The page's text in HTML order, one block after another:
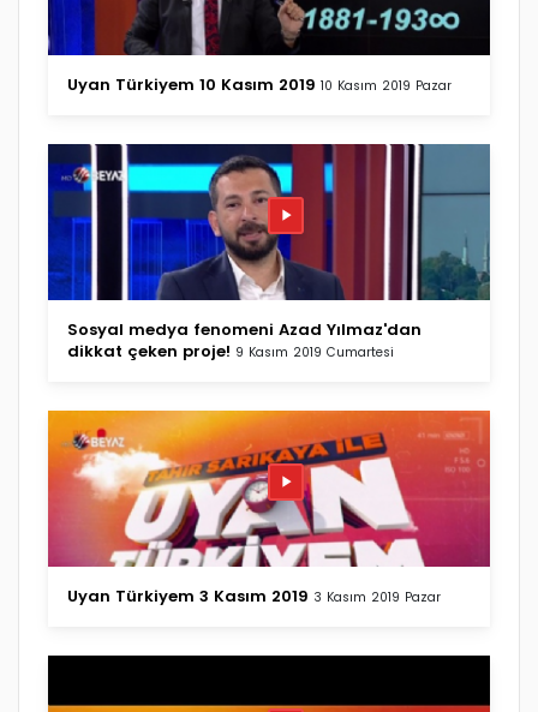
Uyan Türkiyem 10 Kasım 2019 10 Kasım 2019 Pazar
Sosyal medya fenomeni Azad Yılmaz'dan
dikkat çeken proje! 9 Kasım 2019 Cumartesi
Uyan Türkiyem 3 Kasım 2019 3 Kasım 2019 Pazar